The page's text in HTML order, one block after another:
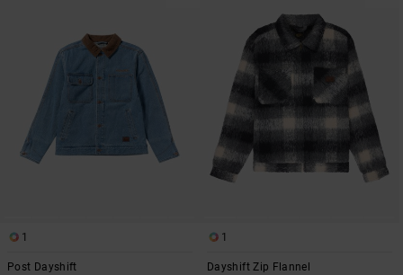
1
Post Dayshift
1
Dayshift Zip Flannel